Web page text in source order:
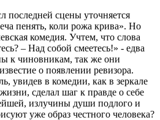
последней сцены уточняется
пенять, коли рожа крива». Но
комедия. Учтем, что слова
– Над собой смеетесь!» - едва
к чиновникам, так же они
о появлении ревизора.
увидев в комедии, как в зеркале
сделал шаг к правде о себе
излучины души подлого и
уже образ честного человека?